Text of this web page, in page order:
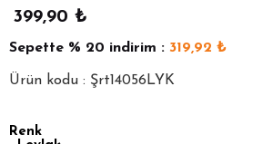
399,90 ₺
Sepette % 20 indirim : 319,92 ₺
Ürün kodu : Şrt14056LYK
Renk